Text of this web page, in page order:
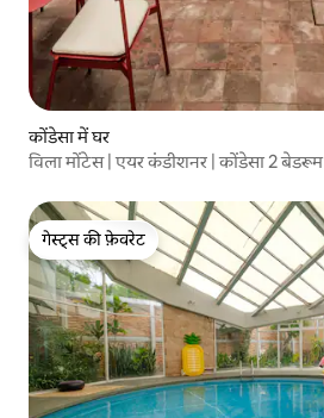
कोंडेसा में घर
विला मोंटेस | एयर कंडीशनर | कोंडेसा 2 बेडरूम
गेस्ट्स की फ़ेवरेट
गेस्ट्स की फ़ेवरेट